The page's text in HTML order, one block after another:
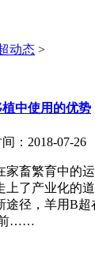
动态 >
中使用的优势
：2018-07-26
家畜繁育中的
上了产业化的
途径，羊用B超
前……